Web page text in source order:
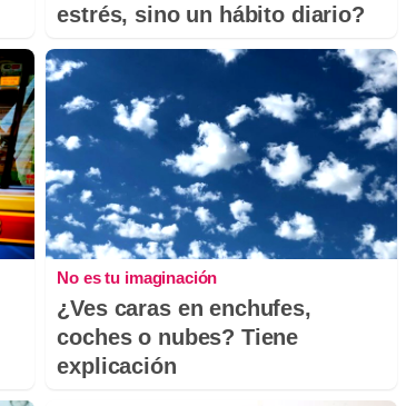
estrés, sino un hábito diario?
No es tu imaginación
¿Ves caras en enchufes,
coches o nubes? Tiene
explicación